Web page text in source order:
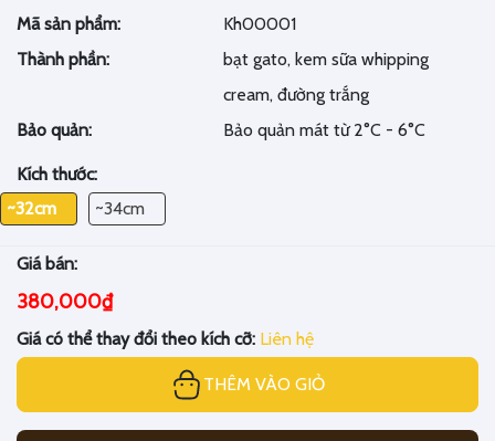
Mã sản phẩm:
Kh00001
Thành phần:
bạt gato, kem sữa whipping
cream, đường trắng
Bảo quản:
Bảo quản mát từ 2°C - 6°C
Kích thước:
~32cm
~34cm
Giá bán:
380,000₫
Giá có thể thay đổi theo kích cỡ: Liên hệ
THÊM VÀO GIỎ